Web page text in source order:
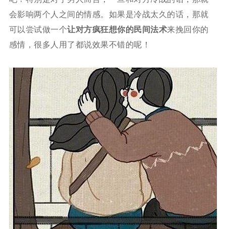
会影响两个人之间的情感。如果是冷战太久的话，那就
可以尝试做一个让对方疯狂想你的民间法术来挽回你的
感情，很多人用了都说效果不错的呢！